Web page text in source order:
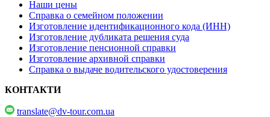
Наши цены
Справка о семейном положении
Изготовление идентификационного кода (ИНН)
Изготовление дубликата решения суда
Изготовление пенсионной справки
Изготовление архивной справки
Справка о выдаче водительского удостоверения
КОНТАКТИ
translate@dv-tour.com.ua